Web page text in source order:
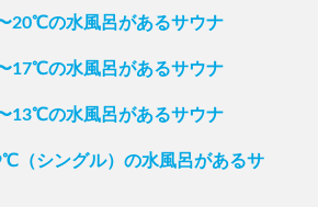
20℃の水風呂があるサウナ
17℃の水風呂があるサウナ
13℃の水風呂があるサウナ
（シングル）の水風呂があるサ